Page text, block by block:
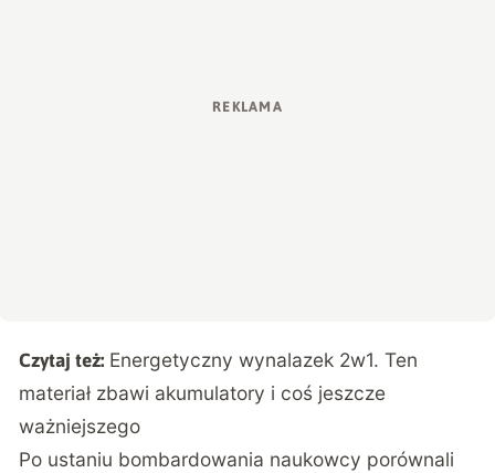
Czytaj też: Energetyczny wynalazek 2w1. Ten
materiał zbawi akumulatory i coś jeszcze
ważniejszego
Po ustaniu bombardowania naukowcy porównali